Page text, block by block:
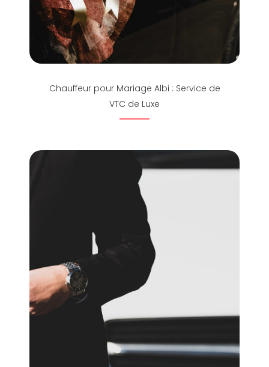
Chauffeur pour Mariage Albi : Service de
VTC de Luxe